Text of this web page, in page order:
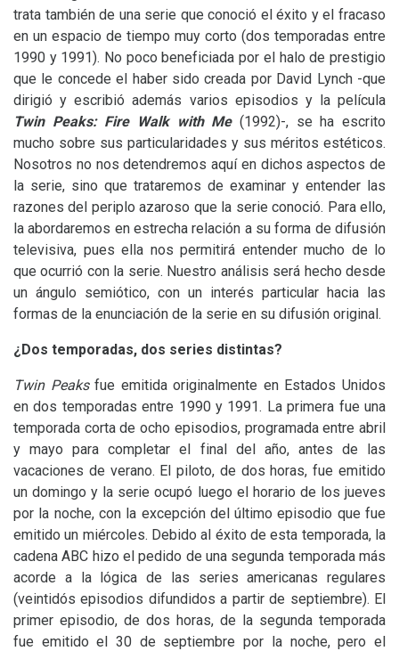
trata también de una serie que conoció el éxito y el fracaso
en un espacio de tiempo muy corto (dos temporadas entre
1990 y 1991). No poco beneficiada por el halo de prestigio
que le concede el haber sido creada por David Lynch -que
dirigió y escribió además varios episodios y la película
Twin Peaks: Fire Walk with Me(1992)-, se ha escrito
mucho sobre sus particularidades y sus méritos estéticos.
Nosotros no nos detendremos aquí en dichos aspectos de
la serie, sino que trataremos de examinar y entender las
razones del periplo azaroso que la serie conoció. Para ello,
la abordaremos en estrecha relación a su forma de difusión
televisiva, pues ella nos permitirá entender mucho de lo
que ocurrió con la serie. Nuestro análisis será hecho desde
un ángulo semiótico, con un interés particular hacia las
formas de la enunciación de la serie en su difusión original.
¿Dos temporadas, dos series distintas?
Twin Peaksfue emitida originalmente en Estados Unidos
en dos temporadas entre 1990 y 1991. La primera fue una
temporada corta de ocho episodios, programada entre abril
y mayo para completar el final del año, antes de las
vacaciones de verano. El piloto, de dos horas, fue emitido
un domingo y la serie ocupó luego el horario de los jueves
por la noche, con la excepción del último episodio que fue
emitido un miércoles. Debido al éxito de esta temporada, la
cadenaABC hizo el pedido de una segunda temporada más
acorde a la lógica de las series americanas regulares
(veintidós episodios difundidos a partir de septiembre). El
primer episodio, de dos horas, de la segunda temporada
fue emitido el 30 de septiembre por la noche, pero el